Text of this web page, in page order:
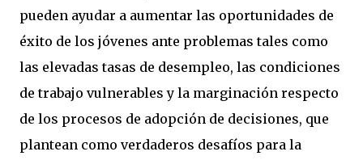
pueden ayudar a aumentar las oportunidades de
éxito de los jóvenes ante problemas tales como
las elevadas tasas de desempleo, las condiciones
de trabajo vulnerables y la marginación respecto
de los procesos de adopción de decisiones, que
plantean como verdaderos desafíos para la